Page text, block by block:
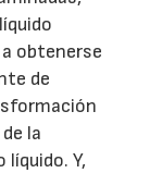
a obtenerse
de
la
Y,